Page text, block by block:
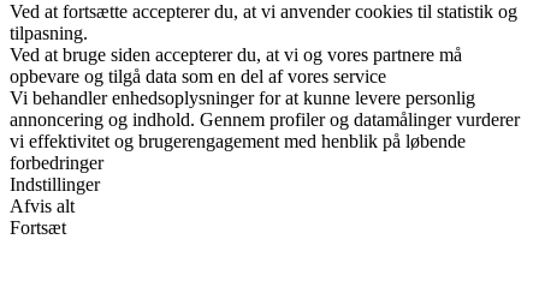
Ved at fortsætte accepterer du, at vi anvender cookies til statistik og
tilpasning.
Ved at bruge siden accepterer du, at vi og vores partnere må
opbevare og tilgå data som en del af vores service
Vi behandler enhedsoplysninger for at kunne levere personlig
annoncering og indhold. Gennem profiler og datamålinger vurderer
vi effektivitet og brugerengagement med henblik på løbende
forbedringer
Indstillinger
Afvis alt
Fortsæt